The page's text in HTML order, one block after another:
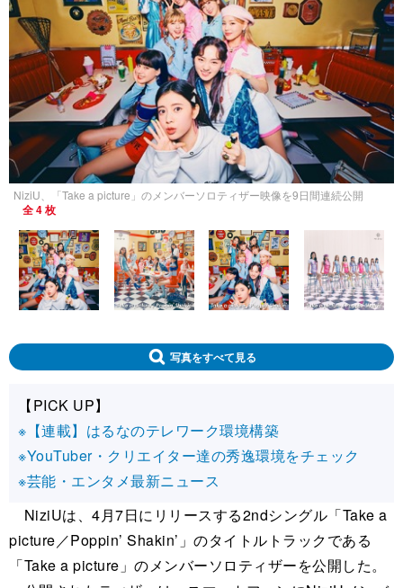
NiziU、「Take a picture」のメンバーソロティザー映像を9日間連続公開
全 4 枚
写真をすべて見る
【PICK UP】
※【連載】はるなのテレワーク環境構築
※YouTuber・クリエイター達の秀逸環境をチェック
※芸能・エンタメ最新ニュース
NiziUは、4月7日にリリースする2ndシングル「Take a
picture／Poppin’ Shakin’」のタイトルトラックである
「Take a picture」のメンバーソロティザーを公開した。